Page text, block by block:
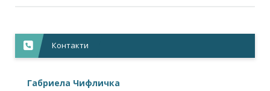
Контакти
Габриела Чифличка